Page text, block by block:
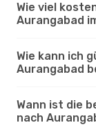
Wie viel
Aurangabad
Wie kann ich
Aurangabad
Wann ist die
nach